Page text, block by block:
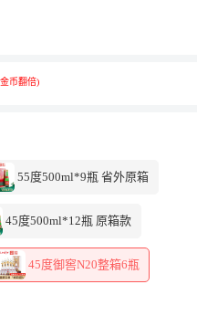
币翻倍)
55度500ml*9瓶 省外原箱
45度500ml*12瓶 原箱款
45度御窖N20整箱6瓶